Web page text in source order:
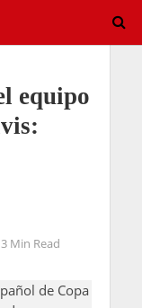
equipo
3 Min Read